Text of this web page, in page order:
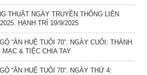
THUẬT NGÀY TRUYỀN THỐNG LIÊN
HẠNH TRÍ 19/9/2025
“ÂN HUỆ TUỔI 70”. NGÀY CUỐI: THÁNH
MẠC & TIỆC CHIA TAY
“ÂN HUỆ TUỔI 70”. NGÀY THỨ 4: